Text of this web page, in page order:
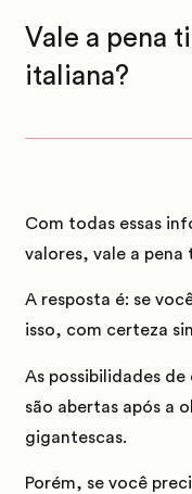
Vale a pena
italiana?
Com todas essas
valores, vale a
A resposta é: se
isso, com certeza
As possibilidades
são abertas após a
gigantescas.
Porém, se você